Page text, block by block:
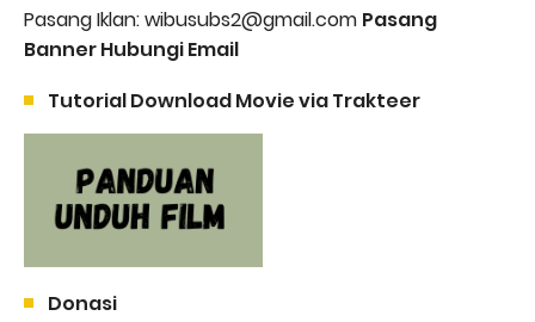
Pasang Iklan: wibusubs2@gmail.com Pasang
Banner Hubungi Email
Tutorial Download Movie via Trakteer
Donasi